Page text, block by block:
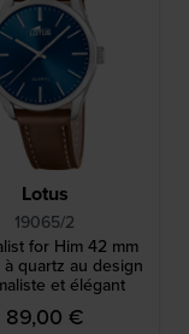
Lotus
19065/2
for Him 42 mm
quartz au design
et élégant
89,00 €